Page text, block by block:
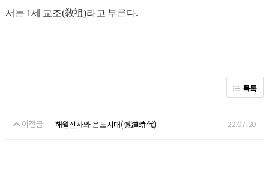
서는 1세 교조(敎祖)라고 부른다.
목록
이전글 해월신사와 은도시대(隱道時代) 22.07.20